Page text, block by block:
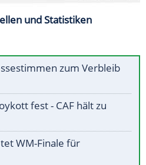
und Statistiken
zum Verbleib
fest - CAF hält zu
WM-Finale für